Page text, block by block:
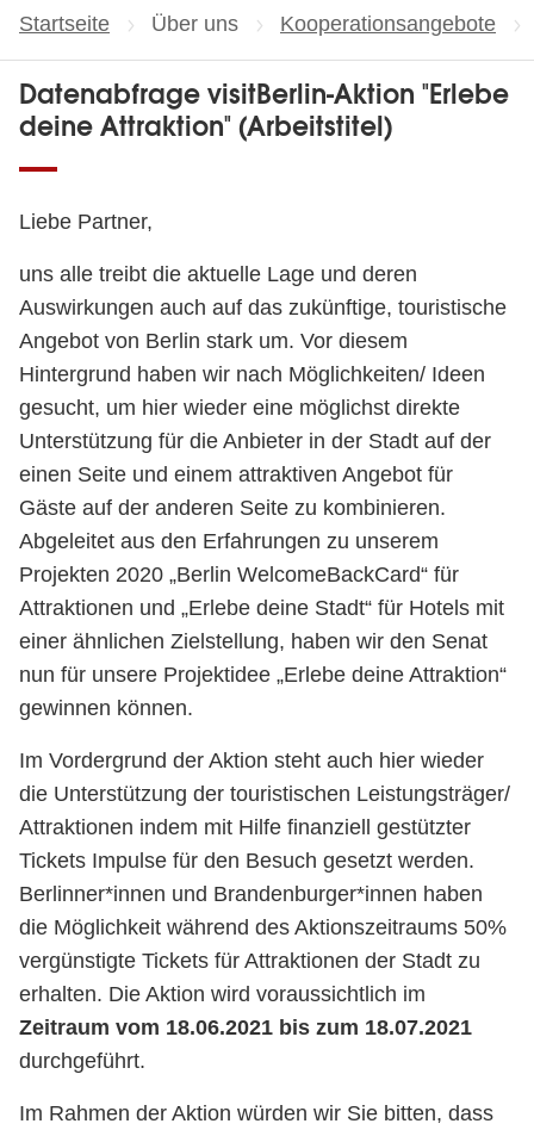
Startseite Über uns Kooperationsangebote
Datenabfrage visitBerlin-Aktion "Erlebe
deine Attraktion" (Arbeitstitel)
Liebe Partner,
uns alle treibt die aktuelle Lage und deren
Auswirkungen auch auf das zukünftige, touristische
Angebot von Berlin stark um. Vor diesem
Hintergrund haben wir nach Möglichkeiten/ Ideen
gesucht, um hier wieder eine möglichst direkte
Unterstützung für die Anbieter in der Stadt auf der
einen Seite und einem attraktiven Angebot für
Gäste auf der anderen Seite zu kombinieren.
Abgeleitet aus den Erfahrungen zu unserem
Projekten 2020 „Berlin WelcomeBackCard“ für
Attraktionen und „Erlebe deine Stadt“ für Hotels mit
einer ähnlichen Zielstellung, haben wir den Senat
nun für unsere Projektidee „Erlebe deine Attraktion“
gewinnen können.
Im Vordergrund der Aktion steht auch hier wieder
die Unterstützung der touristischen Leistungsträger/
Attraktionen indem mit Hilfe finanziell gestützter
Tickets Impulse für den Besuch gesetzt werden.
Berlinner*innen und Brandenburger*innen haben
die Möglichkeit während des Aktionszeitraums 50%
vergünstigte Tickets für Attraktionen der Stadt zu
erhalten. Die Aktion wird voraussichtlich im
Zeitraum vom 18.06.2021 bis zum 18.07.2021
durchgeführt.
Im Rahmen der Aktion würden wir Sie bitten, dass